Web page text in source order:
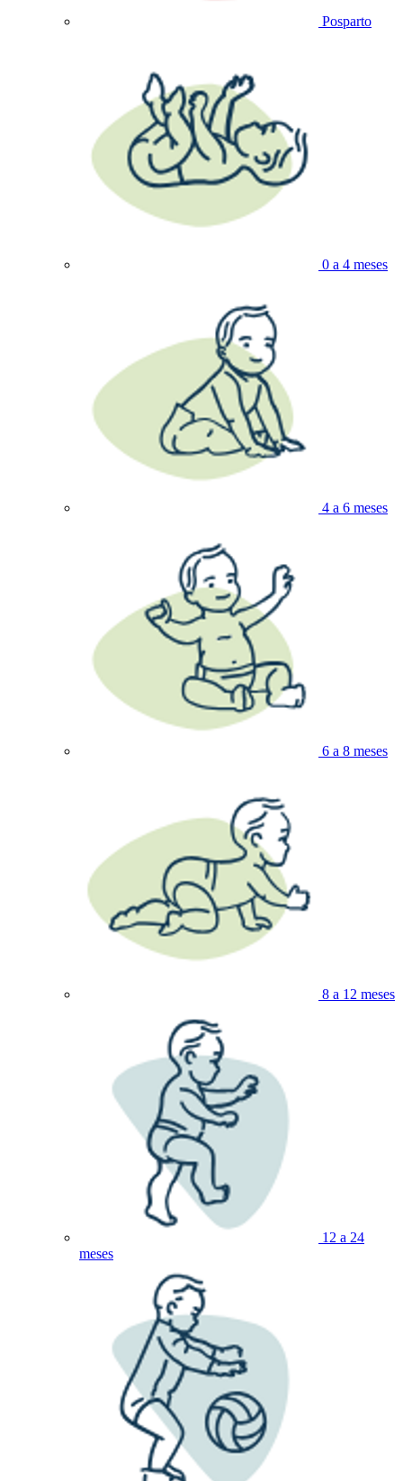
Posparto
0 a 4 meses
4 a 6 meses
6 a 8 meses
8 a 12 meses
12 a 24
meses